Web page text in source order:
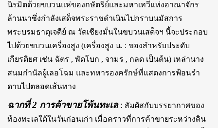
นิรมิตด้วยขบวนแห่ของกษัตริย์และมหาเทวีแห่งอาณาจักร
ล้านนาซึ่งกำลังเสด็จพระราชดำเนินไปกราบนมัสการ
พระบรมธาตุเจดีย์ ณ วัดเชียงมั่นในขบวนเสด็จฯ นี้จะประกอบ
ไปด้วยขบวนเครื่องสูง (เครื่องสูง น. : ของสำหรับประดับ
เกียรติยศ เช่น ฉัตร , พัดโบก , จามร , กลด เป็นต้น) เหล่านาง
สนมกำนัลผู้เลอโฉม และทหารองครักษ์ที่แสดงการฟ้อนรำ
ดาบไปตลอดเส้นทาง
ฉากที่ 2 การค้าขายโพ้นทะเล: สัมผัสกับบรรยากาศของ
ท้องทะเลใต้ในวันก่อนเก่า เมื่อคราวที่การค้าขายระหว่างดิน